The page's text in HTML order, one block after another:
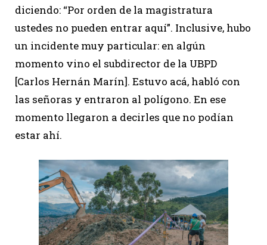
diciendo: “Por orden de la magistratura
ustedes no pueden entrar aquí”. Inclusive, hubo
un incidente muy particular: en algún
momento vino el subdirector de la UBPD
[Carlos Hernán Marín]. Estuvo acá, habló con
las señoras y entraron al polígono. En ese
momento llegaron a decirles que no podían
estar ahí.